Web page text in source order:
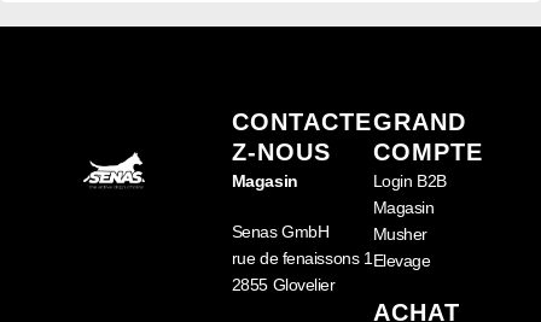
CONTACTE
Z-NOUS
Magasin
Senas GmbH
rue de fenaissons 1
2855 Glovelier
GRAND
COMPTE
Login B2B
Magasin
Musher
Elevage
ACHAT